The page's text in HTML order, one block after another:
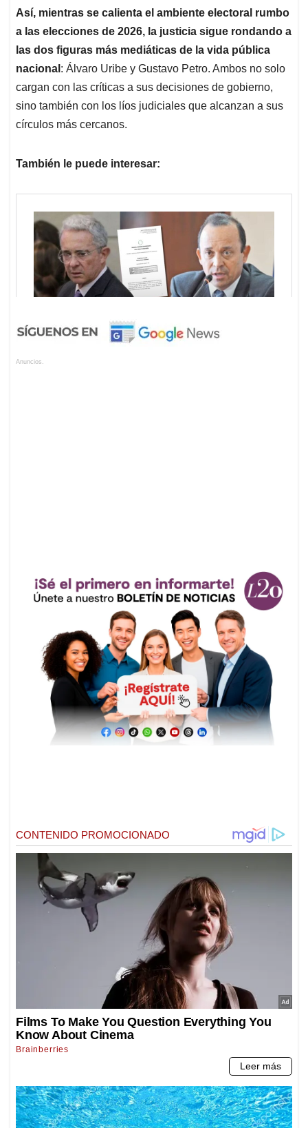
Así, mientras se calienta el ambiente electoral rumbo
a las elecciones de 2026, la justicia sigue rondando a
las dos figuras más mediáticas de la vida pública
nacional : Álvaro Uribe y Gustavo Petro. Ambos no solo
cargan con las críticas a sus decisiones de gobierno,
sino también con los líos judiciales que alcanzan a sus
círculos más cercanos.
También le puede interesar:
Anuncios.